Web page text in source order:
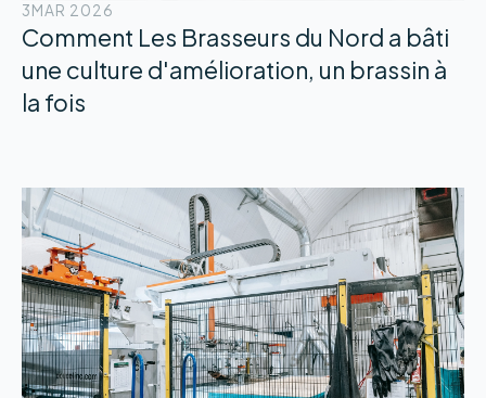
3MAR 2026
Comment Les Brasseurs du Nord a bâti
une culture d'amélioration, un brassin à
la fois